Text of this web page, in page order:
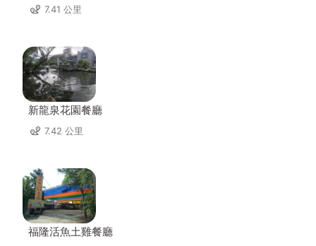
7.41 公里
新龍泉花園餐廳
7.42 公里
福隆活魚土雞餐廳